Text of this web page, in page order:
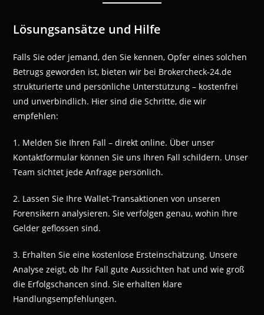
Lösungsansätze und Hilfe
Falls Sie oder jemand, den Sie kennen, Opfer eines solchen
Betrugs geworden ist, bieten wir bei Brokercheck-24.de
strukturierte und persönliche Unterstützung – kostenfrei
und unverbindlich. Hier sind die Schritte, die wir
empfehlen:
1. Melden Sie Ihren Fall – direkt online. Über unser
Kontaktformular können Sie uns Ihren Fall schildern. Unser
Team sichtet jede Anfrage persönlich.
2. Lassen Sie Ihre Wallet-Transaktionen von unseren
Forensikern analysieren. Sie verfolgen genau, wohin Ihre
Gelder geflossen sind.
3. Erhalten Sie eine kostenlose Ersteinschätzung. Unsere
Analyse zeigt, ob Ihr Fall gute Aussichten hat und wie groß
die Erfolgschancen sind. Sie erhalten klare
Handlungsempfehlungen.